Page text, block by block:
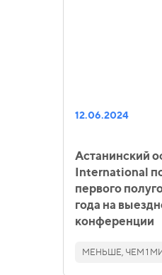
12.06.2024
Астанинский
International
первого
года на
конференции
МЕНЬШЕ, ЧЕМ 1